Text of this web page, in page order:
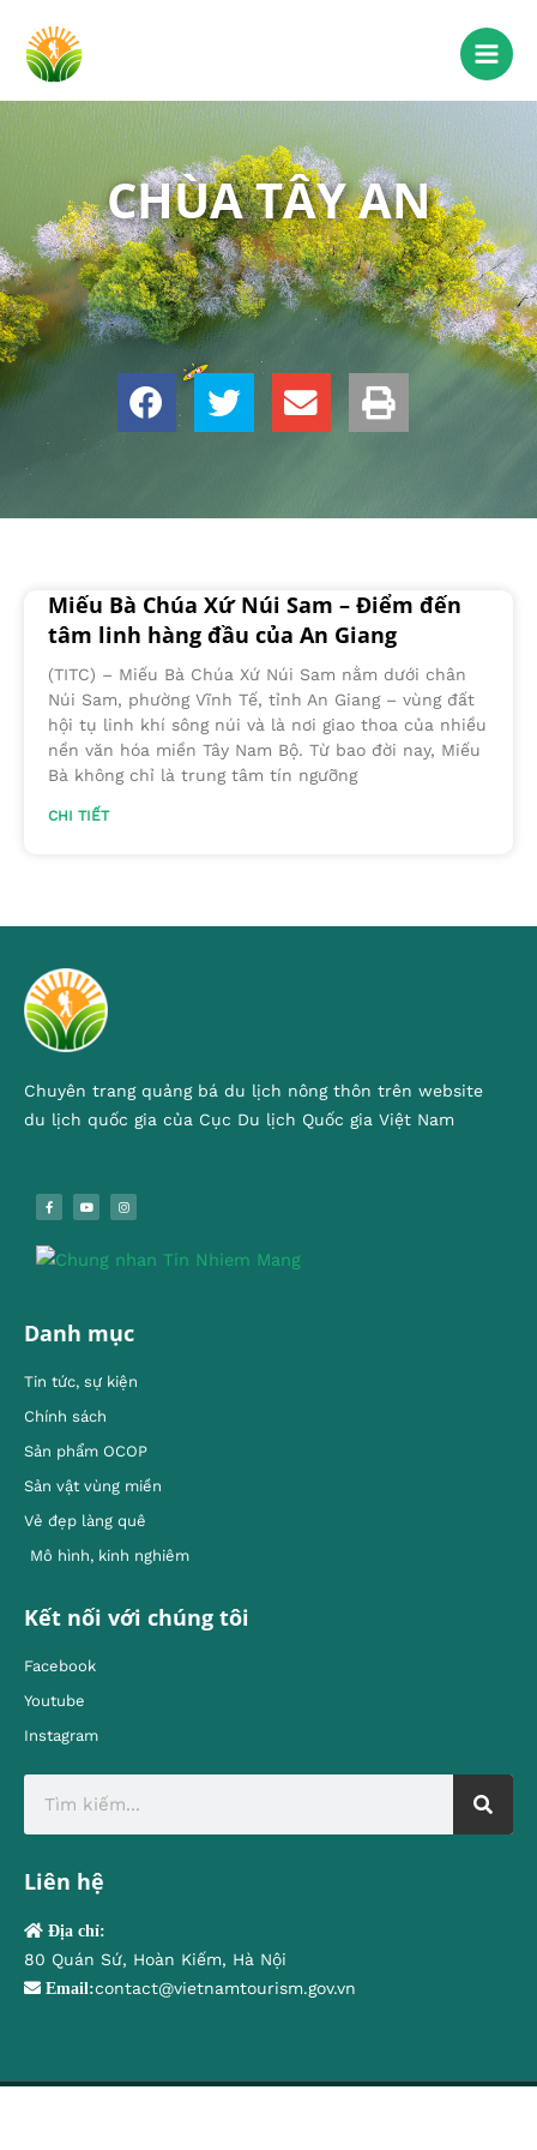
CHÙA TÂY AN
Miếu Bà Chúa Xứ Núi Sam – Điểm đến
tâm linh hàng đầu của An Giang
(TITC) – Miếu Bà Chúa Xứ Núi Sam nằm dưới chân
Núi Sam, phường Vĩnh Tế, tỉnh An Giang – vùng đất
hội tụ linh khí sông núi và là nơi giao thoa của nhiều
nền văn hóa miền Tây Nam Bộ. Từ bao đời nay, Miếu
Bà không chỉ là trung tâm tín ngưỡng
CHI TIẾT
Chuyên trang quảng bá du lịch nông thôn trên website
du lịch quốc gia của Cục Du lịch Quốc gia Việt Nam
Danh mục
Tin tức, sự kiện
Chính sách
Sản phẩm OCOP
Sản vật vùng miền
Vẻ đẹp làng quê
Mô hình, kinh nghiêm
Kết nối với chúng tôi
Facebook
Youtube
Instagram
Liên hệ
Địa chỉ:
80 Quán Sứ, Hoàn Kiếm, Hà Nội
Email:contact@vietnamtourism.gov.vn